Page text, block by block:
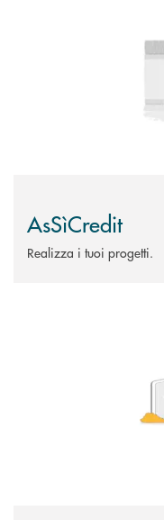
AsSìCredit
Realizza i tuoi progetti.